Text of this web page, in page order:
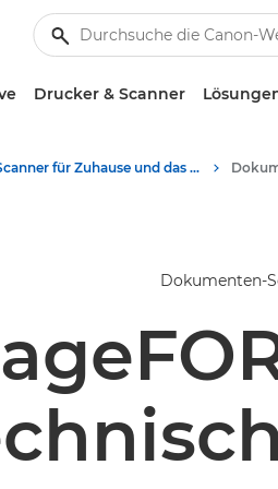
Drucker & Scanner
Scanner für Zuhause und das Büro
Dokumenten-